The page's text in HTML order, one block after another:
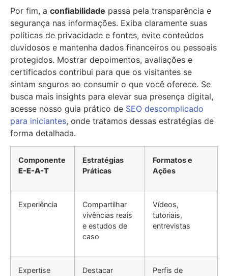
Por fim, a confiabilidade passa pela transparência e
segurança nas informações. Exiba claramente suas
políticas de privacidade e fontes, evite conteúdos
duvidosos e mantenha dados financeiros ou pessoais
protegidos. Mostrar depoimentos, avaliações e
certificados contribui para que os visitantes se
sintam seguros ao consumir o que você oferece. Se
busca mais insights para elevar sua presença digital,
acesse nosso guia prático de SEO descomplicado
para iniciantes, onde tratamos dessas estratégias de
forma detalhada.
Componente
E-E-A-T
Estratégias
Práticas
Formatos e
Ações
Experiência
Compartilhar
vivências reais
e estudos de
caso
Vídeos,
tutoriais,
entrevistas
Expertise
Destacar
Perfis de